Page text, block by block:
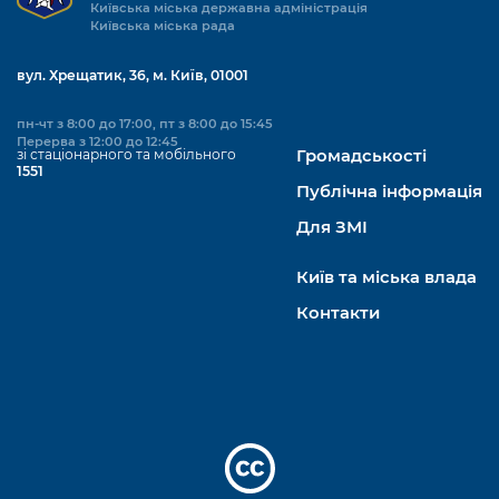
Київська міська державна адміністрація
Київська міська рада
вул. Хрещатик, 36, м. Київ, 01001
пн-чт з 8:00 до 17:00, пт з 8:00 до 15:45
Перерва з 12:00 до 12:45
зі стаціонарного та мобільного
1551
Громадськості
Публічна інформація
Для ЗМІ
Київ та міська влада
Контакти